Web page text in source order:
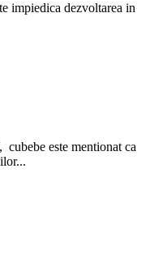
impiedica dezvoltarea in
este mentionat ca